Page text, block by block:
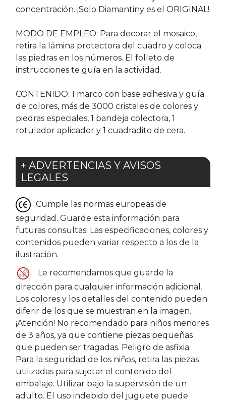
concentración. ¡Solo Diamantiny es el ORIGINAL!
MODO DE EMPLEO: Para decorar el mosaico,
retira la lámina protectora del cuadro y coloca
las piedras en los números. El folleto de
instrucciones te guía en la actividad.
CONTENIDO: 1 marco con base adhesiva y guía
de colores, más de 3000 cristales de colores y
piedras especiales, 1 bandeja colectora, 1
rotulador aplicador y 1 cuadradito de cera.
+ ADVERTENCIAS Y AVISOS
LEGALES
Cumple las normas europeas de
seguridad. Guarde esta información para
futuras consultas. Las especificaciones, colores y
contenidos pueden variar respecto a los de la
ilustración.
Le recomendamos que guarde la
dirección para cualquier información adicional.
Los colores y los detalles del contenido pueden
diferir de los que se muestran en la imagen.
¡Atención! No recomendado para niños menores
de 3 años, ya que contiene piezas pequeñas
que pueden ser tragadas. Peligro de asfixia.
Para la seguridad de los niños, retira las piezas
utilizadas para sujetar el contenido del
embalaje. Utilizar bajo la supervisión de un
adulto. El uso indebido del juguete puede